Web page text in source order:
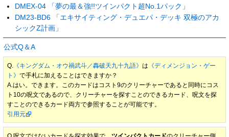
DMEX-04 「夢の最＆強!!ツインパクト超No.1パック」
DM23-BD6 「エキサイティング・デュエパ・デッキ 双極のアカ
シックZ計画」
公式Q＆A
Q. 《キングダム・オウ禍武斗／轟破天九十九語》は 《ディメンジョン・ゲー
ト》で手札に加えることはできますか？
A.はい。できます。このカードはコスト9のクリーチャーであると同時にコス
ト10の呪文であるので、クリーチャーを探すことのできるカード、呪文を探
すことのできるカード両方で参照することが可能です。
引用元